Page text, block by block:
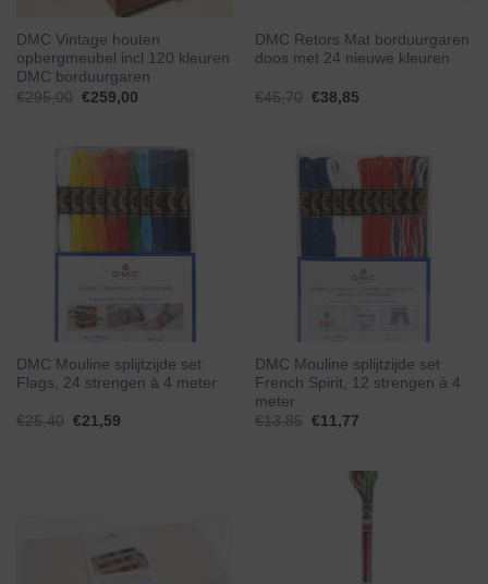
DMC Vintage houten
opbergmeubel incl 120 kleuren
DMC borduurgaren
€295,00 Oorspronkelijke
€259,00Huidige
DMC Retors Mat borduurgaren
doos met 24 nieuwe kleuren
€45,70 €38,85
DMC Mouline splijtzijde set
Flags, 24 strengen à 4 meter
€25,40 €21,59
DMC Mouline splijtzijde set
French Spirit, 12 strengen à 4
meter
€13,85 €11,77